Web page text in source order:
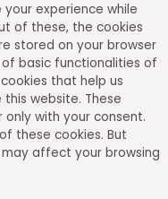
experience while
of these, the cookies
stored on your browser
basic functionalities of
that help us
website. These
with your consent.
these cookies. But
affect your browsing